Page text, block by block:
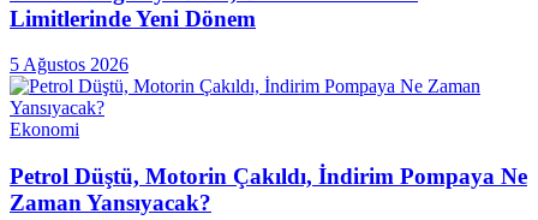
Limitlerinde Yeni Dönem
5 Ağustos 2026
Ekonomi
Petrol Düştü, Motorin Çakıldı, İndirim Pompaya Ne
Zaman Yansıyacak?